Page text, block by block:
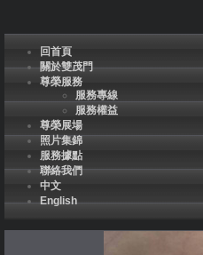
回首頁
關於雙茂門
尊榮服務
服務專線
服務權益
尊榮展場
照片集錦
服務據點
聯絡我們
中文
English